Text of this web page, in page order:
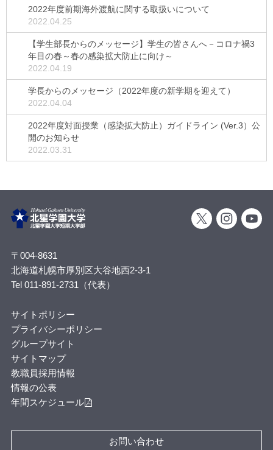
2022年度前期海外渡航に関する取扱いについて
2022.04.25
【学生部長からのメッセージ】学生の皆さんへ－コロナ禍3
年目の春～春の感染拡大防止に向け～
2022.04.19
学長からのメッセージ（2022年度の新学期を迎えて）
2022.04.04
2022年度対面授業（感染拡大防止）ガイドライン (Ver.3）公
開のお知らせ
2022.03.31
〒004-8631
北海道札幌市厚別区大谷地西2-3-1
Tel 011-891-2731（代表）
サイトポリシー
プライバシーポリシー
グループサイト
サイトマップ
教職員採用情報
情報の公表
年間スケジュール
お問い合わせ